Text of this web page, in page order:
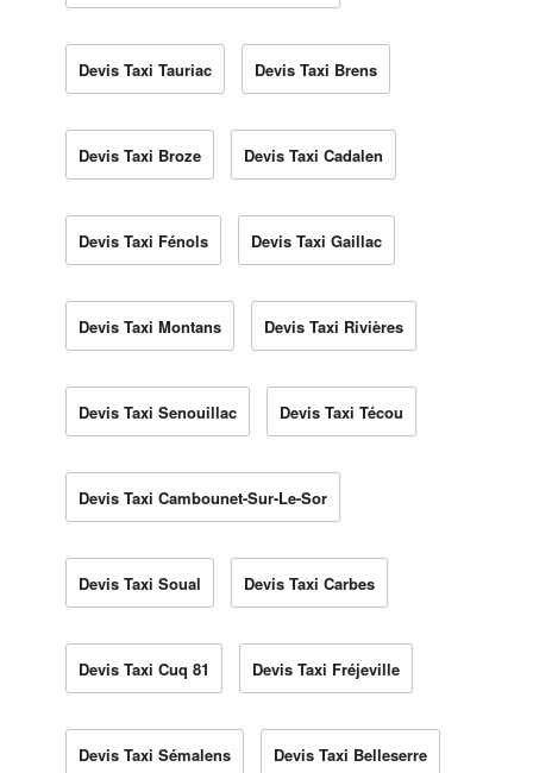
Devis Taxi Tauriac Devis Taxi Brens
Devis Taxi Broze Devis Taxi Cadalen
Devis Taxi Fénols Devis Taxi Gaillac
Devis Taxi Montans Devis Taxi Rivières
Devis Taxi Senouillac Devis Taxi Técou
Devis Taxi Cambounet-Sur-Le-Sor
Devis Taxi Soual Devis Taxi Carbes
Devis Taxi Cuq 81 Devis Taxi Fréjeville
Devis Taxi Sémalens Devis Taxi Belleserre